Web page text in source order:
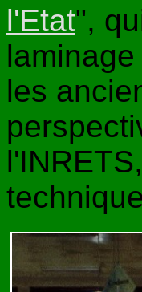
l'Etat",
les